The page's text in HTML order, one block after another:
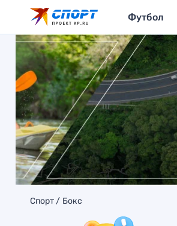
Футбол
Спорт Бокс